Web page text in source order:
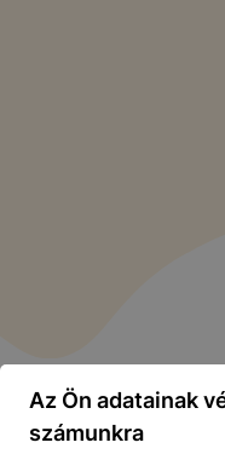
Az Ön adatainak
számunkra